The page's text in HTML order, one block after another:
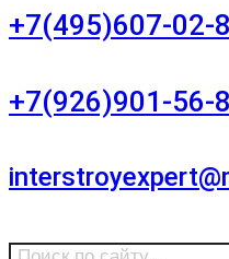
+7(495)607-02-
+7(926)901-56-